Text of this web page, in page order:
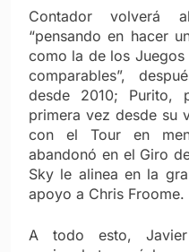
Contador volverá
“pensando en hacer
como la de los Juegos
comparables”,
desde 2010; Purito,
primera vez desde su
con el Tour en
abandonó en el Giro
Sky le alinea en la
apoyo a Chris Froome.
A todo esto, Javier